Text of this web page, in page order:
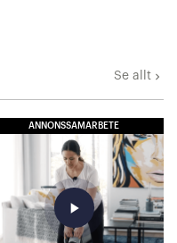
Se allt keyboard_arrow_right
ANNONSSAMARBETE
play_arrow